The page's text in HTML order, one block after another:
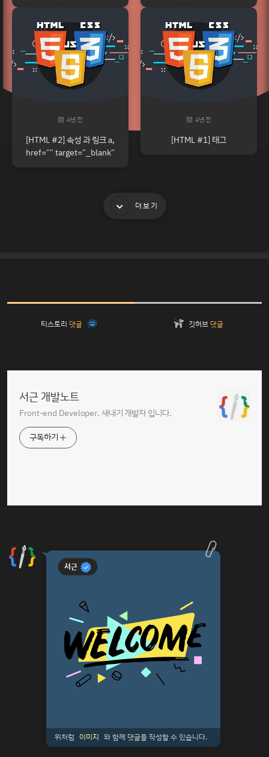
4년 전
[HTML #2] 속성 과 링크 a,
href="" target="_blank"
4년 전
[HTML #1] 태그
더보기
티스토리 댓글 깃허브 댓글
서근 개발노트
Front-end Developer. 새내기 개발자 입니다.
구독하기
서근
위처럼 이미지 와 함께 댓글을 작성할 수 있습니다.